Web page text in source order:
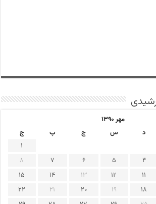
مهر ۱۳۹۰
د س چ پ
ج
1
4
5
6
7
8
11
12
13
14
15
18
19
20
21
22